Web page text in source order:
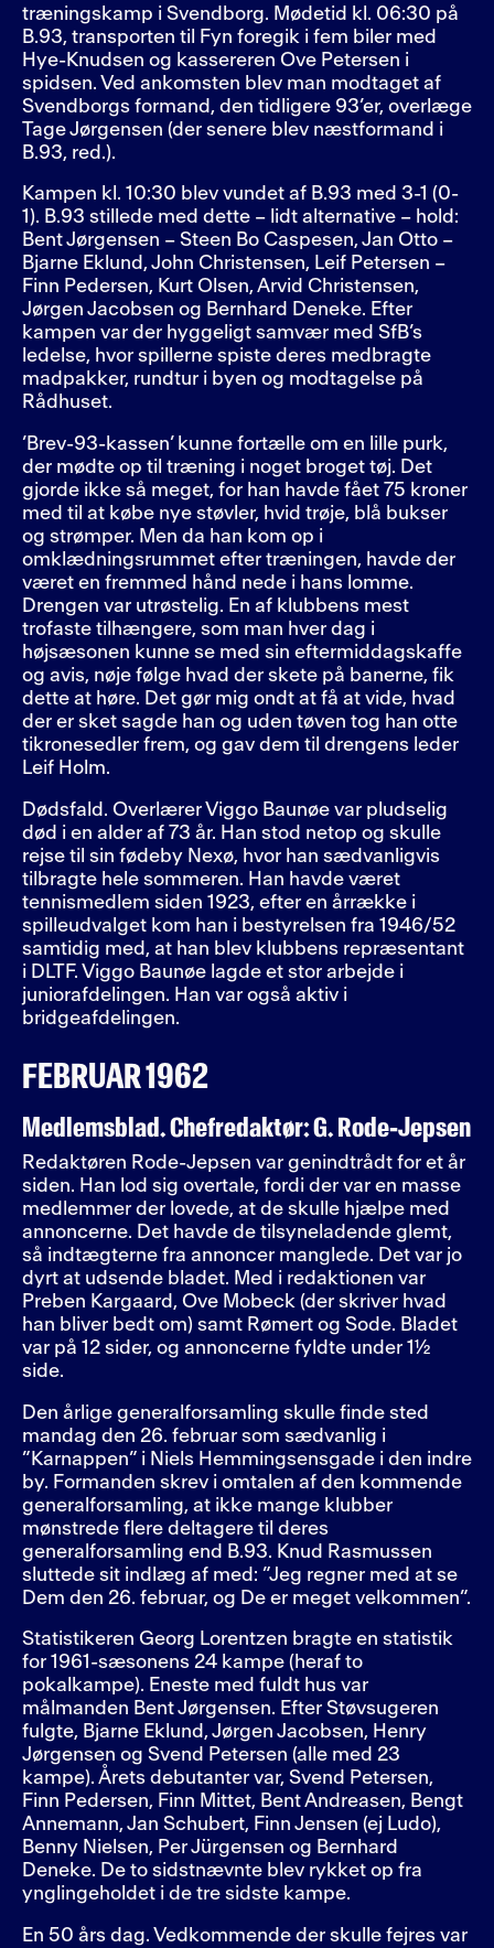
træningskamp i Svendborg. Mødetid kl. 06:30 på
B.93, transporten til Fyn foregik i fem biler med
Hye-Knudsen og kassereren Ove Petersen i
spidsen. Ved ankomsten blev man modtaget af
Svendborgs formand, den tidligere 93’er, overlæge
Tage Jørgensen (der senere blev næstformand i
B.93, red.).
Kampen kl. 10:30 blev vundet af B.93 med 3-1 (0-
1). B.93 stillede med dette – lidt alternative – hold:
Bent Jørgensen – Steen Bo Caspesen, Jan Otto –
Bjarne Eklund, John Christensen, Leif Petersen –
Finn Pedersen, Kurt Olsen, Arvid Christensen,
Jørgen Jacobsen og Bernhard Deneke. Efter
kampen var der hyggeligt samvær med SfB’s
ledelse, hvor spillerne spiste deres medbragte
madpakker, rundtur i byen og modtagelse på
Rådhuset.
’Brev-93-kassen’ kunne fortælle om en lille purk,
der mødte op til træning i noget broget tøj. Det
gjorde ikke så meget, for han havde fået 75 kroner
med til at købe nye støvler, hvid trøje, blå bukser
og strømper. Men da han kom op i
omklædningsrummet efter træningen, havde der
været en fremmed hånd nede i hans lomme.
Drengen var utrøstelig. En af klubbens mest
trofaste tilhængere, som man hver dag i
højsæsonen kunne se med sin eftermiddagskaffe
og avis, nøje følge hvad der skete på banerne, fik
dette at høre. Det gør mig ondt at få at vide, hvad
der er sket sagde han og uden tøven tog han otte
tikronesedler frem, og gav dem til drengens leder
Leif Holm.
Dødsfald. Overlærer Viggo Baunøe var pludselig
død i en alder af 73 år. Han stod netop og skulle
rejse til sin fødeby Nexø, hvor han sædvanligvis
tilbragte hele sommeren. Han havde været
tennismedlem siden 1923, efter en årrække i
spilleudvalget kom han i bestyrelsen fra 1946/52
samtidig med, at han blev klubbens repræsentant
i DLTF. Viggo Baunøe lagde et stor arbejde i
juniorafdelingen. Han var også aktiv i
bridgeafdelingen.
FEBRUAR 1962
Medlemsblad. Chefredaktør: G. Rode-Jepsen
Redaktøren Rode-Jepsen var genindtrådt for et år
siden. Han lod sig overtale, fordi der var en masse
medlemmer der lovede, at de skulle hjælpe med
annoncerne. Det havde de tilsyneladende glemt,
så indtægterne fra annoncer manglede. Det var jo
dyrt at udsende bladet. Med i redaktionen var
Preben Kargaard, Ove Mobeck (der skriver hvad
han bliver bedt om) samt Rømert og Sode. Bladet
var på 12 sider, og annoncerne fyldte under 1½
side.
Den årlige generalforsamling skulle finde sted
mandag den 26. februar som sædvanlig i
”Karnappen” i Niels Hemmingsensgade i den indre
by. Formanden skrev i omtalen af den kommende
generalforsamling, at ikke mange klubber
mønstrede flere deltagere til deres
generalforsamling end B.93. Knud Rasmussen
sluttede sit indlæg af med: ”Jeg regner med at se
Dem den 26. februar, og De er meget velkommen”.
Statistikeren Georg Lorentzen bragte en statistik
for 1961-sæsonens 24 kampe (heraf to
pokalkampe). Eneste med fuldt hus var
målmanden Bent Jørgensen. Efter Støvsugeren
fulgte, Bjarne Eklund, Jørgen Jacobsen, Henry
Jørgensen og Svend Petersen (alle med 23
kampe). Årets debutanter var, Svend Petersen,
Finn Pedersen, Finn Mittet, Bent Andreasen, Bengt
Annemann, Jan Schubert, Finn Jensen (ej Ludo),
Benny Nielsen, Per Jürgensen og Bernhard
Deneke. De to sidstnævnte blev rykket op fra
ynglingeholdet i de tre sidste kampe.
En 50 års dag. Vedkommende der skulle fejres var